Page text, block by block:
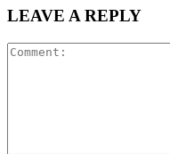
LEAVE A REPLY